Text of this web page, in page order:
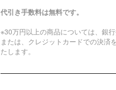
代引き手数料は無料です。
※30万円以上の商品については、銀
または、クレジットカードでの決済
たします。